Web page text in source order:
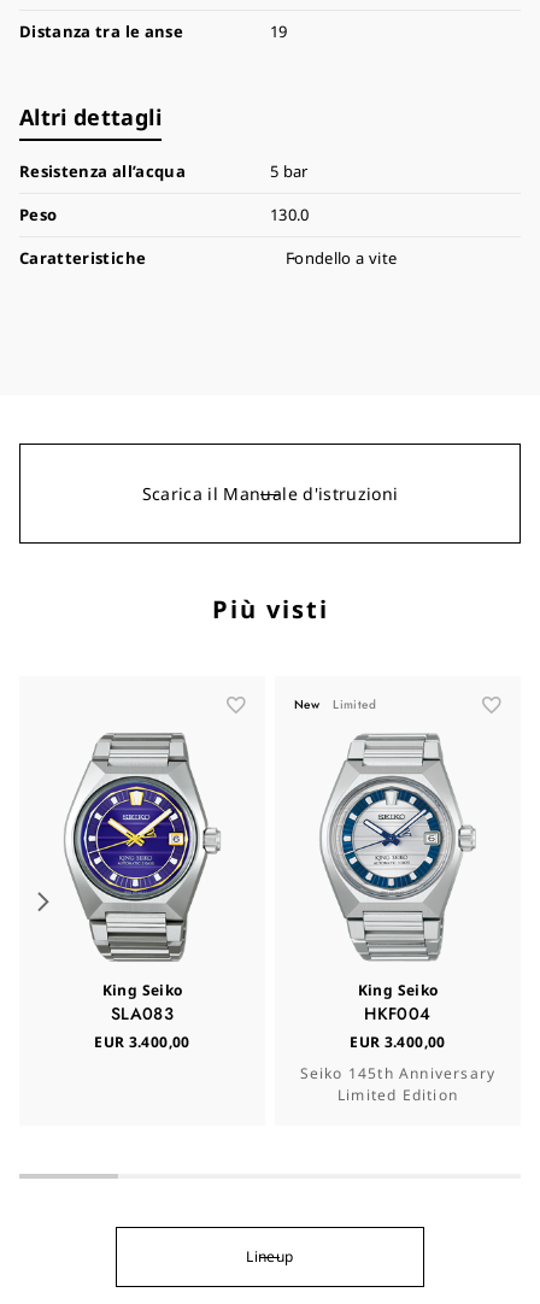
Distanza tra le anse
19
Altri dettagli
Resistenza all’acqua
5 bar
Peso
130.0
Caratteristiche
Fondello a vite
Scarica il Manuale d'istruzioni
Più visti
King Seiko
SLA083
EUR 3.400,00
New Limited
King Seiko
HKF004
EUR 3.400,00
Seiko 145th Anniversary
Limited Edition
Lineup